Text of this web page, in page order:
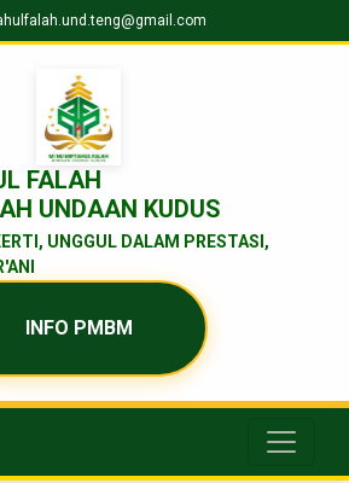
FALAH
UNDAAN KUDUS
UNGGUL DALAM PRESTASI,
INFO PMBM